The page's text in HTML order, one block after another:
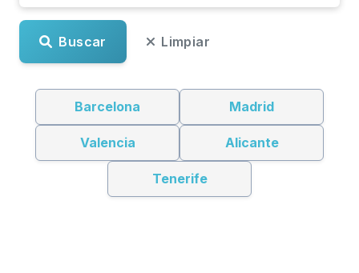
Buscar Limpiar
Barcelona Madrid
Valencia Alicante
Tenerife